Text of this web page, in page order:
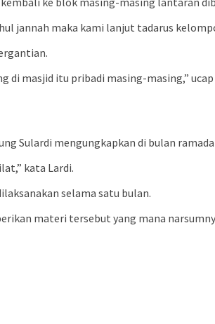
jannah maka kami lanjut tadarus
di masjid itu pribadi masing-masing,” ucap
Sulardi mengungkapkan di bulan
kata Lardi.
selama satu bulan.
materi tersebut yang mana